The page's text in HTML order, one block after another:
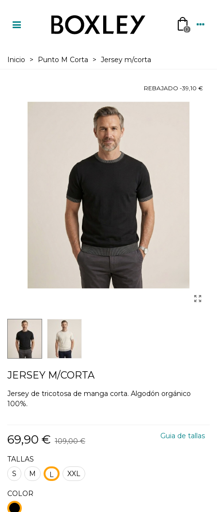
0
Inicio > Punto M Corta > Jersey m/corta
REBAJADO -39,10 €
JERSEY M/CORTA
Jersey de tricotosa de manga corta. Algodón orgánico
100%.
69,90 € 109,00 €
Guia de tallas
TALLAS
S
M L XXL
COLOR
19